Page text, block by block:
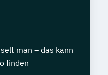
man – das kann
finden